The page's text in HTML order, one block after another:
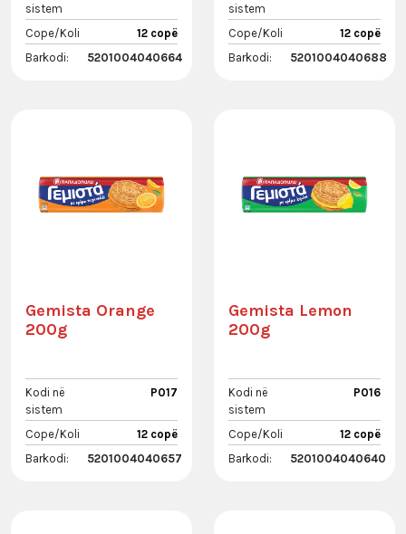
sistem
Cope/Koli
12 copë
Barkodi:
5201004040664
sistem
Cope/Koli
12 copë
Barkodi:
5201004040688
Gemista Orange
200g
Kodi në
sistem
P017
Cope/Koli
12 copë
Barkodi:
5201004040657
Gemista Lemon
200g
Kodi në
sistem
P016
Cope/Koli
12 copë
Barkodi:
5201004040640